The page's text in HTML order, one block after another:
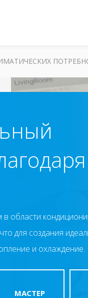
области
для создания
и охлаждение.
МАСТЕР